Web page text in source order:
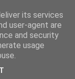
its services
user-agent are
and security
usage